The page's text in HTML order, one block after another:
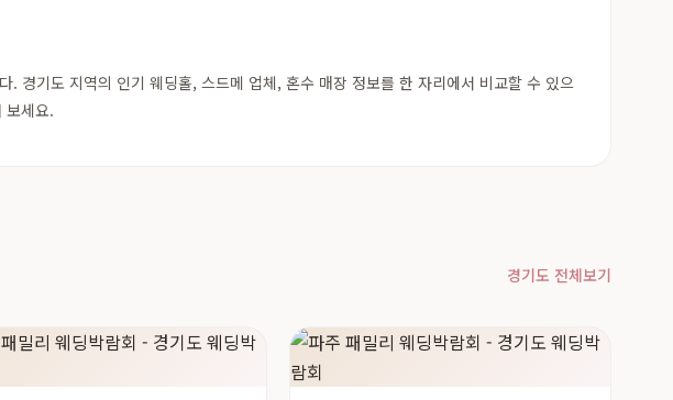
경기도 지역의 인기 웨딩홀, 스드메 업체, 혼수 매장 정보를 한 자리에서 비교할 수 있으
보세요.
경기도 전체보기